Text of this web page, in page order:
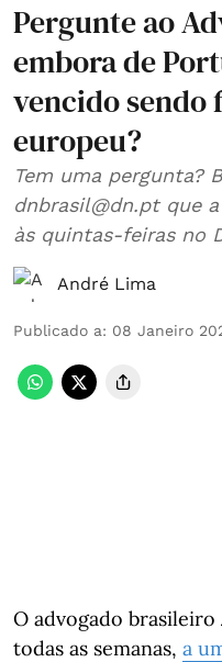
Pergunte ao
embora de
vencido sendo
europeu?
Tem uma pergunta?
dnbrasil@dn.pt que
às quintas-feiras no
André Lima
Publicado a: 08 Janeiro
O advogado brasileiro
todas as semanas, a